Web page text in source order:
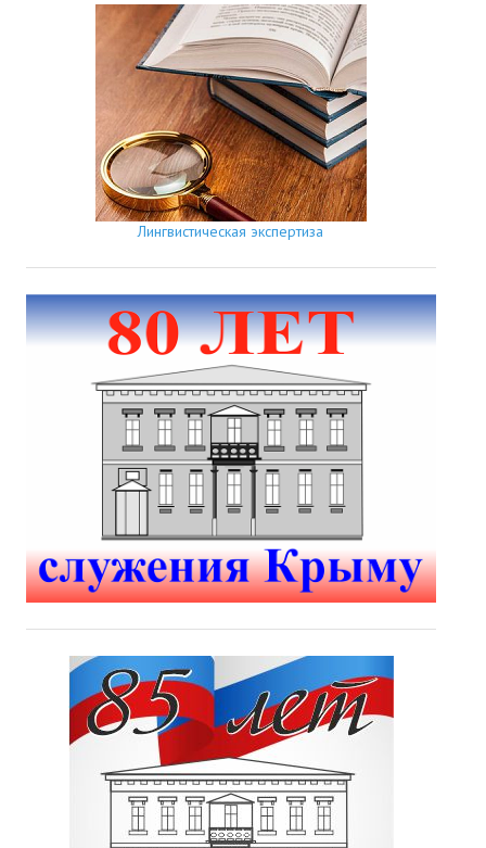
Лингвистическая экспертиза